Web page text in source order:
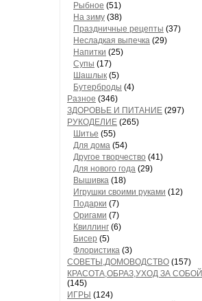
Рыбное (51)
На зиму (38)
Праздничные рецепты (37)
Несладкая выпечка (29)
Напитки (25)
Супы (17)
Шашлык (5)
Бутерброды (4)
Разное (346)
ЗДОРОВЬЕ И ПИТАНИЕ (297)
РУКОДЕЛИЕ (265)
Шитье (55)
Для дома (54)
Другое творчество (41)
Для нового года (29)
Вышивка (18)
Игрушки своими руками (12)
Подарки (7)
Оригами (7)
Квиллинг (6)
Бисер (5)
Флористика (3)
СОВЕТЫ,ДОМОВОДСТВО (157)
КРАСОТА,ОБРАЗ,УХОД ЗА СОБОЙ
(145)
ИГРЫ (124)